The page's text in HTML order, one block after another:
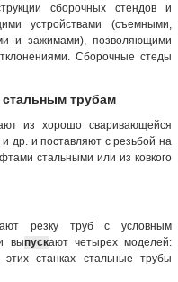
сборочных стендов и
устройствами (съемными,
и зажимами), позволяющими
Сборочные стеды
стальным трубам
из хорошо сваривающейся
др. и поставляют с резьбой на
стальными или из ковкого
резку труб с условным
выпускают четырех моделей:
станках стальные трубы